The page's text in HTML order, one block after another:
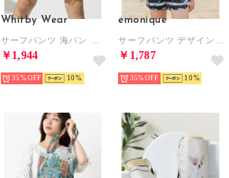
Whitby Wear
￥1,944
35% 10
emonique
￥1,787
35% 10